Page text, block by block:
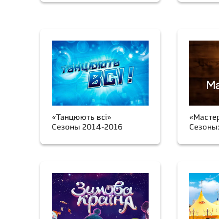
«Танцюють всі»
Сезоны 2014-2016